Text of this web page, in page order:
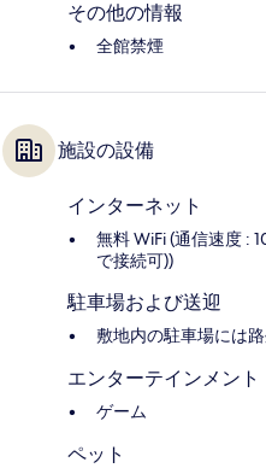
その他の情報
全館禁煙
施設の設備
インターネット
無料 WiFi (通信速度 :
で接続可))
駐車場および送迎
敷地内の駐車場には
エンターテインメント
ゲーム
ペット